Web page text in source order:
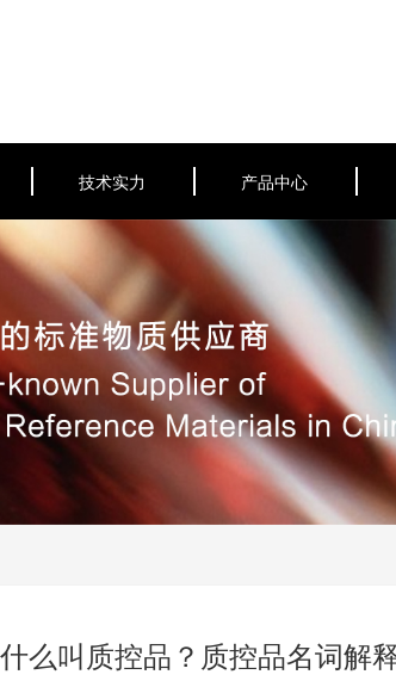
技术实力 产品中心
什么叫质控品？质控品名词解